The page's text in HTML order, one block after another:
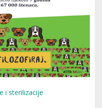
i sterilizacije